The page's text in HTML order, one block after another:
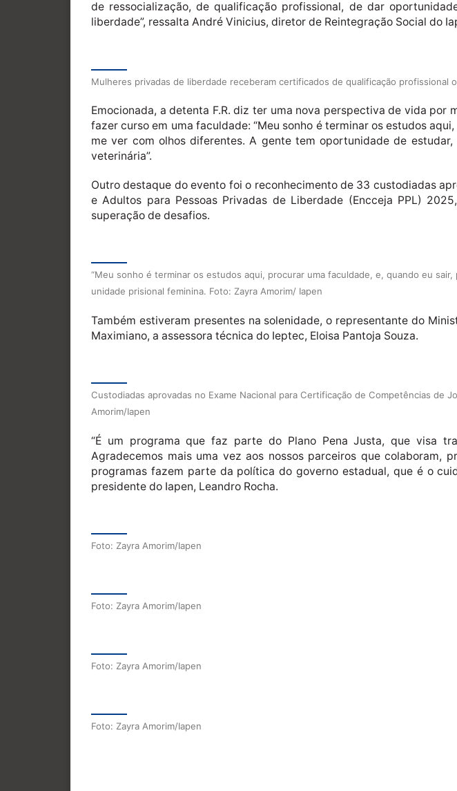
de ressocialização, de qualificação profissional, de dar
liberdade”, ressalta André Vinicius, diretor de Reintegração Social do
Mulheres privadas de liberdade receberam certificados de qualificação
Emocionada, a detenta F.R. diz ter uma nova perspectiva de vida
fazer curso em uma faculdade: “Meu sonho é terminar os estudos
me ver com olhos diferentes. A gente tem oportunidade de
veterinária”.
Outro destaque do evento foi o reconhecimento de 33 custodiadas
e Adultos para Pessoas Privadas de Liberdade (Encceja PPL)
superação de desafios.
“Meu sonho é terminar os estudos aqui, procurar uma faculdade, e, quando eu
unidade prisional feminina. Foto: Zayra Amorim/ Iapen
Também estiveram presentes na solenidade, o representante do
Maximiano, a assessora técnica do Ieptec, Eloisa Pantoja Souza.
Custodiadas aprovadas no Exame Nacional para Certificação de Competências de
Amorim/Iapen
“É um programa que faz parte do Plano Pena Justa, que visa
Agradecemos mais uma vez aos nossos parceiros que colaboram,
programas fazem parte da política do governo estadual, que é o
presidente do Iapen, Leandro Rocha.
Foto: Zayra Amorim/Iapen
Foto: Zayra Amorim/Iapen
Foto: Zayra Amorim/Iapen
Foto: Zayra Amorim/Iapen